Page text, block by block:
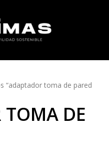
“adaptador toma de pared
DE